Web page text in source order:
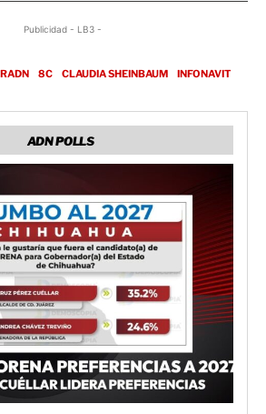
Publicidad - LB3 -
8C CLAUDIA SHEINBAUM INFONAVIT
ADN POLLS